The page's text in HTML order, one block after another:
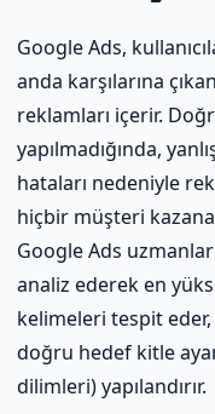
Google Ads,
anda karşılarına
reklamları içerir.
yapılmadığında,
hataları nedeniyle
hiçbir müşteri
Google Ads
analiz ederek en
kelimeleri tespit
doğru hedef kitle
dilimleri) yapılandırır.